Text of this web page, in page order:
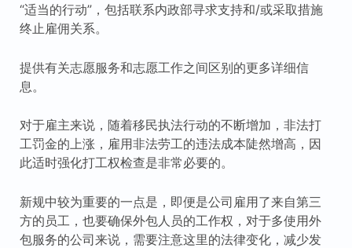
“适当的行动”，包括联系内政部寻求支持和/或采取措施
终止雇佣关系。
提供有关志愿服务和志愿工作之间区别的更多详细信
息。
对于雇主来说，随着移民执法行动的不断增加，非法打
工罚金的上涨，雇用非法劳工的违法成本陡然增高，因
此适时强化打工权检查是非常必要的。
新规中较为重要的一点是，即便是公司雇用了来自第三
方的员工，也要确保外包人员的工作权，对于多使用外
包服务的公司来说，需要注意这里的法律变化，减少发